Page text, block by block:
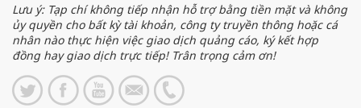
Lưu ý: Tạp chí không tiếp nhận hỗ trợ bằng tiền mặt và không
ủy quyền cho bất kỳ tài khoản, công ty truyền thông hoặc cá
nhân nào thực hiện việc giao dịch quảng cáo, ký kết hợp
đồng hay giao dịch trực tiếp! Trân trọng cảm ơn!